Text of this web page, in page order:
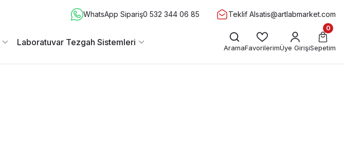
WhatsApp Sipariş0 532 344 06 85 Teklif Alsatis@artlabmarket.com
Laboratuvar Tezgah Sistemleri
AramaFavorilerimÜye Girişi
0
Sepetim